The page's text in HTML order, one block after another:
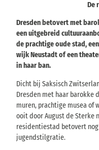
De
Dresden betovert met
een uitgebreid
de prachtige oude stad,
wijk Neustadt of een
in haar ban.
Dicht bij Saksisch
Dresden met haar barokke
muren, prachtige musea of
ooit door August de Sterke
residentiestad betovert
jugendstilgratie.